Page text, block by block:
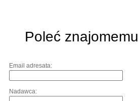
Poleć znajomemu
Email adresata:
Nadawca: